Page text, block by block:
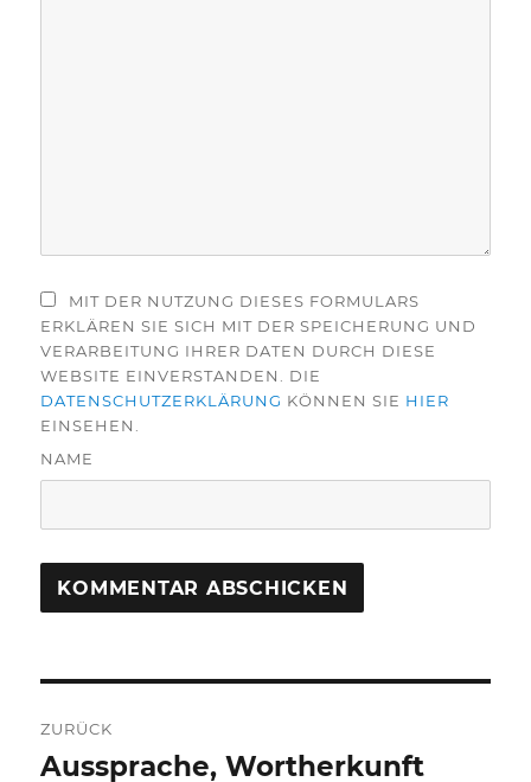
MIT DER NUTZUNG DIESES FORMULARS
ERKLÄREN SIE SICH MIT DER SPEICHERUNG UND
VERARBEITUNG IHRER DATEN DURCH DIESE
WEBSITE EINVERSTANDEN. DIE
DATENSCHUTZERKLÄRUNG KÖNNEN SIE HIER
EINSEHEN.
NAME
ZURÜCK
Vorheriger
Aussprache, Wortherkunft